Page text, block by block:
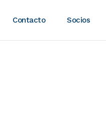
Contacto Socios